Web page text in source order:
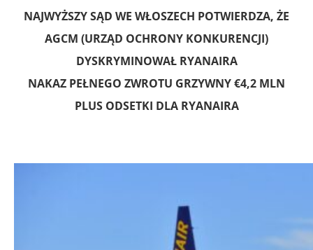
NAJWYŻSZY SĄD WE WŁOSZECH POTWIERDZA, ŻE
AGCM (URZĄD OCHRONY KONKURENCJI)
DYSKRYMINOWAŁ RYANAIRA
NAKAZ PEŁNEGO ZWROTU GRZYWNY €4,2 MLN
PLUS ODSETKI DLA RYANAIRA